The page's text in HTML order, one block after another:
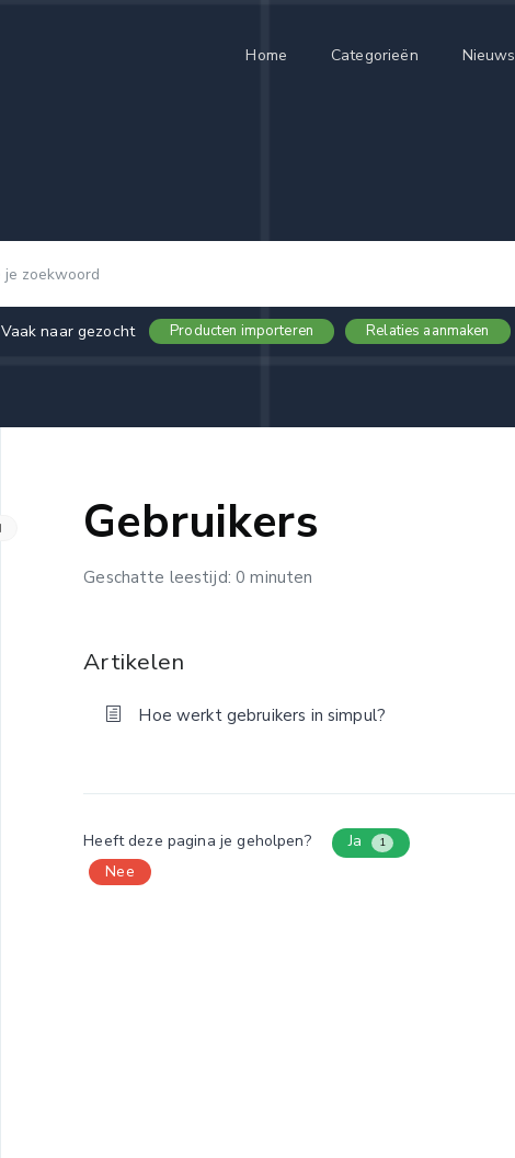
Home Categorieën Nieuws
Vaak naar gezocht Producten importeren Relaties aanmaken
Gebruikers
Geschatte leestijd: 0 minuten
Artikelen
Hoe werkt gebruikers in simpul?
Heeft deze pagina je geholpen? Ja 1
Nee